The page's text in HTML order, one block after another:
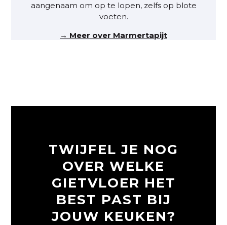
aangenaam om op te lopen, zelfs op blote
voeten.
→ Meer over Marmertapijt
TWIJFEL JE NOG
OVER WELKE
GIETVLOER HET
BEST PAST BIJ
JOUW KEUKEN?